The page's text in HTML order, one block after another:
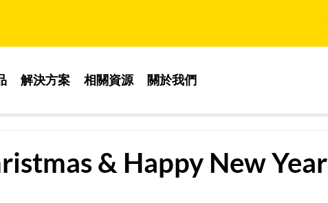
解決方案 相關資源 關於我們
& Happy New Year